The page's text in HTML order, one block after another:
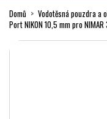
Domů Vodotěsná pouzdra a
Port NIKON 10,5 mm pro